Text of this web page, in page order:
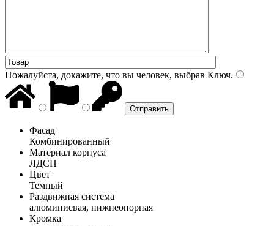
Пожалуйста, докажите, что вы человек, выбрав Ключ.
Фасад
Комбинированный
Материал корпуса
ЛДСП
Цвет
Темный
Раздвижная система
алюминиевая, нижнеопорная
Кромка